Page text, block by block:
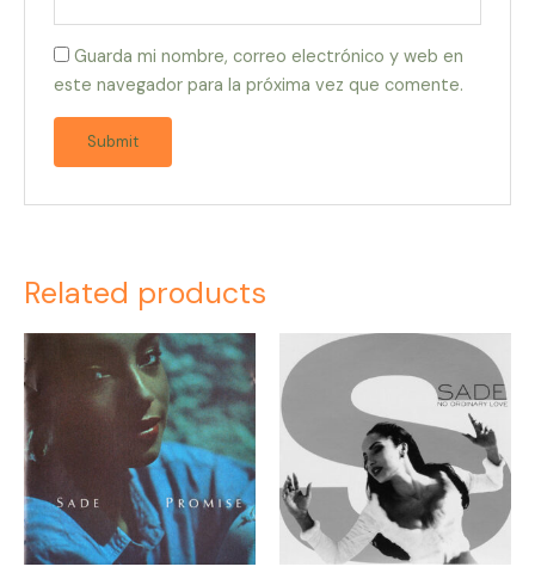
Guarda mi nombre, correo electrónico y web en
este navegador para la próxima vez que comente.
Related products